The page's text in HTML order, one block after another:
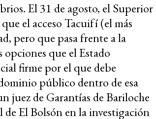
El 31 de agosto, el Superior
el acceso Tacuifí (el más
pero que pasa frente a la
que el Estado
firme por el que debe
público dentro de esa
juez de Garantías de Bariloche
El Bolsón en la investigación